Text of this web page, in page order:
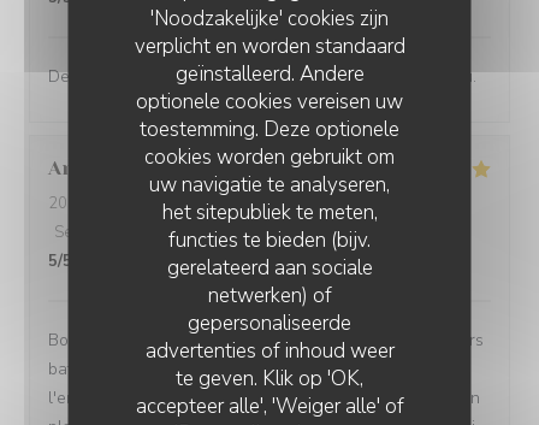
'Noodzakelijke' cookies zijn
verplicht en worden standaard
geïnstalleerd. Andere
optionele cookies vereisen uw
toestemming. Deze optionele
cookies worden gebruikt om
uw navigatie te analyseren,
het sitepubliek te meten,
functies te bieden (bijv.
gerelateerd aan sociale
netwerken) of
gepersonaliseerde
advertenties of inhoud weer
te geven. Klik op 'OK,
accepteer alle', 'Weiger alle' of
Des saveurs francs et vifs, un restaurant de haut niveau.
Annie
2026-08-04
- 13:00 - Gasten 3
Service
Atmosfeer: 4 /5 Keuken:5 /5 Kwaliteit / Prijs
5/5
Bon accueil, menu dejeuner original, qui sort des sentiers
battus. J'ai apprécié la créativité gustative offerte par
l'entrée de seiche et celle excellente aussi du poulpe en